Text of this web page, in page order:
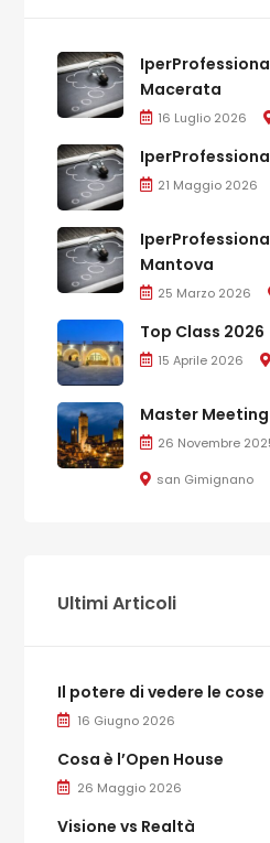
Macerata
16 Luglio 2026
21 Maggio 2026
Mantova
25 Marzo 2026
Top Class 2026
15 Aprile 2026
Master
26 Novembre
san Gimignano
Ultimi Articoli
Il potere di vedere le cose
16 Giugno 2026
Cosa è l’Open House
26 Maggio 2026
Visione vs Realtà